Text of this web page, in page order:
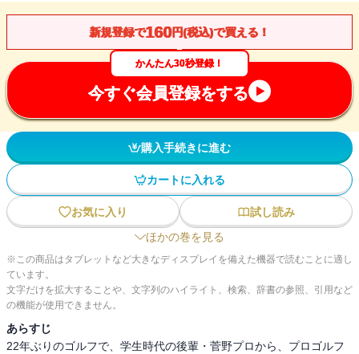
新規登録で160円(税込)で買える！
かんたん30秒登録！
今すぐ会員登録をする
購入手続きに進む
カートに入れる
お気に入り
試し読み
ほかの巻を見る
※この商品はタブレットなど大きなディスプレイを備えた機器で読むことに適し
ています。
文字だけを拡大することや、文字列のハイライト、検索、辞書の参照、引用など
の機能が使用できません。
あらすじ
22年ぶりのゴルフで、学生時代の後輩・菅野プロから、プロゴルフ